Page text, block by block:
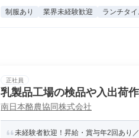
制服あり 業界未経験歓迎 ランチタイ
正社員
乳製品工場の検品や入出荷
南日本酪農協同株式会社
未経験者歓迎！昇給・賞与年2回あり